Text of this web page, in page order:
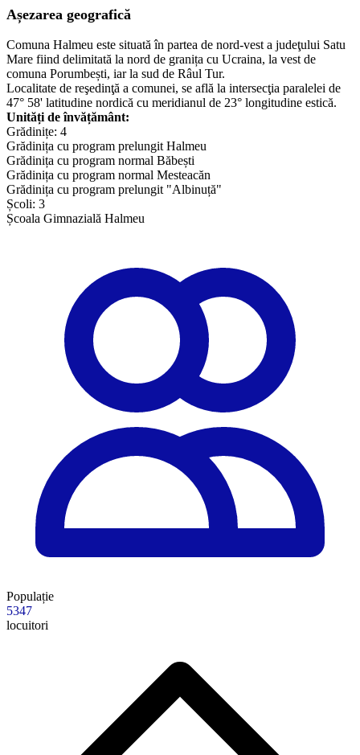
Așezarea geografică
Comuna Halmeu este situată în partea de nord-vest a judeţului Satu
Mare fiind delimitată la nord de granița cu Ucraina, la vest de
comuna Porumbești, iar la sud de Râul Tur.
Localitate de reşedinţă a comunei, se află la intersecţia paralelei de
47° 58' latitudine nordică cu meridianul de 23° longitudine estică.
Unități de învățământ:
Grădinițe: 4
Grădinița cu program prelungit Halmeu
Grădinița cu program normal Băbești
Grădinița cu program normal Mesteacăn
Grădinița cu program prelungit "Albinuță"
Școli: 3
Școala Gimnazială Halmeu
Populație
5347
locuitori